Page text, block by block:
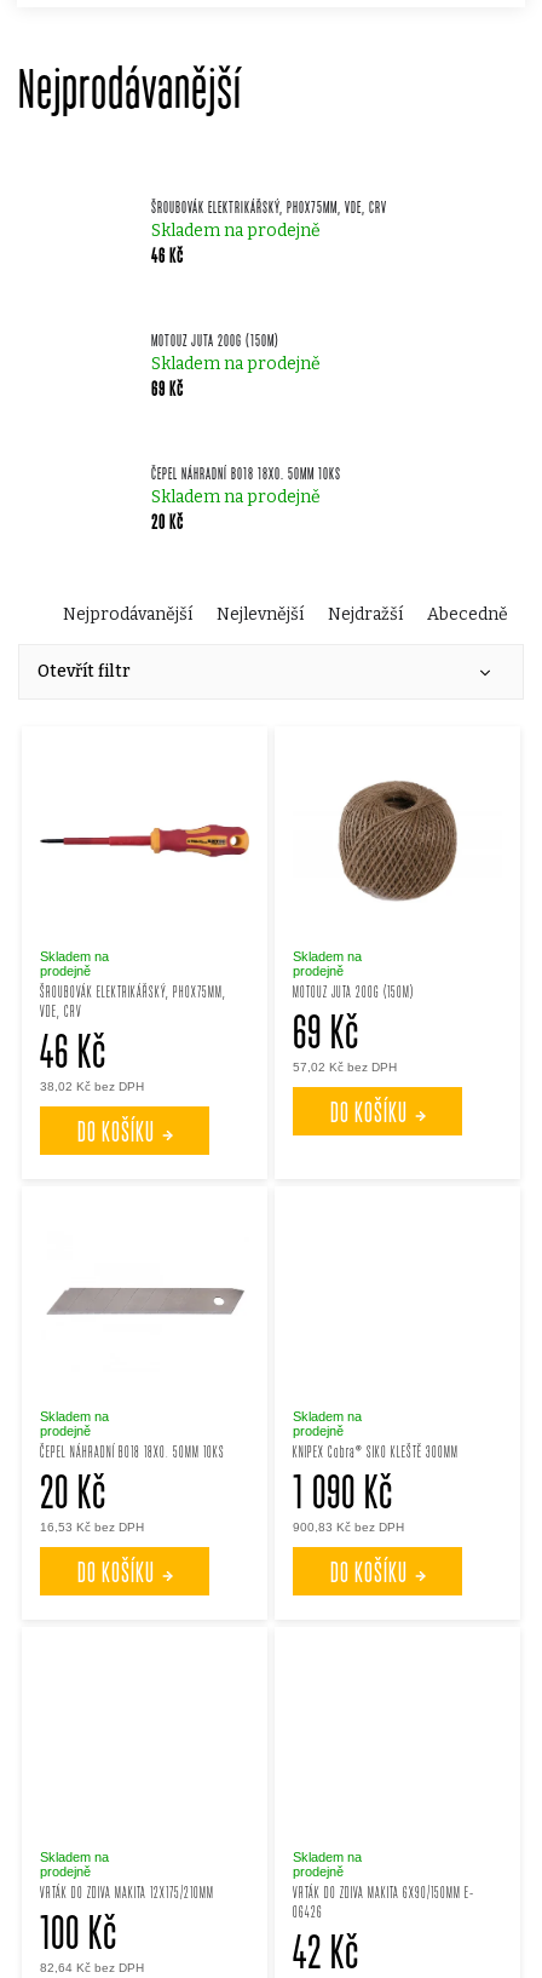
Nejprodávanější
ŠROUBOVÁK ELEKTRIKÁŘSKÝ, PH0X75MM, VDE, CRV
Skladem na prodejně
46 Kč
MOTOUZ JUTA 200G (150M)
Skladem na prodejně
69 Kč
ČEPEL NÁHRADNÍ B018 18X0. 50MM 10KS
Skladem na prodejně
20 Kč
Ř
a
n
p
r
o
d
k
ů
Nejprodávanější Nejlevnější Nejdražší Abecedně
Otevřít filtr
ŠROUBOVÁK ELEKTRIKÁŘSKÝ, PH0X75MM,
VDE, CRV
Skladem na
prodejně
38,02 Kč bez DPH
46 Kč
DO KOŠÍKU
MOTOUZ JUTA 200G (150M)
Skladem na
prodejně
57,02 Kč bez DPH
69 Kč
DO KOŠÍKU
ČEPEL NÁHRADNÍ B018 18X0. 50MM 10KS
Skladem na
prodejně
16,53 Kč bez DPH
20 Kč
DO KOŠÍKU
KNIPEX Cobra® SIKO KLEŠTĚ 300MM
Skladem na
prodejně
900,83 Kč bez DPH
1 090 Kč
DO KOŠÍKU
VRTÁK DO ZDIVA MAKITA 12X175/210MM
Skladem na
prodejně
82,64 Kč bez DPH
100 Kč
VRTÁK DO ZDIVA MAKITA 6X90/150MM E-
06426
Skladem na
prodejně
42 Kč